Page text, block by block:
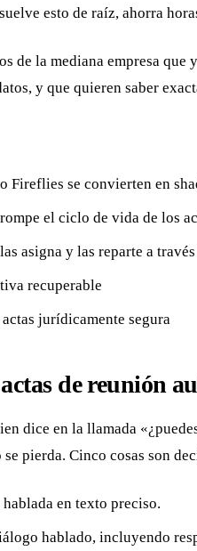
esto de raíz, ahorra
de la mediana empresa
y que quieren saber
se convierten en
el ciclo de vida de los
asigna y las reparte a
recuperable
jurídicamente segura
de reunión
dice en la llamada
pierda. Cinco cosas son
en texto preciso.
hablado, incluyendo